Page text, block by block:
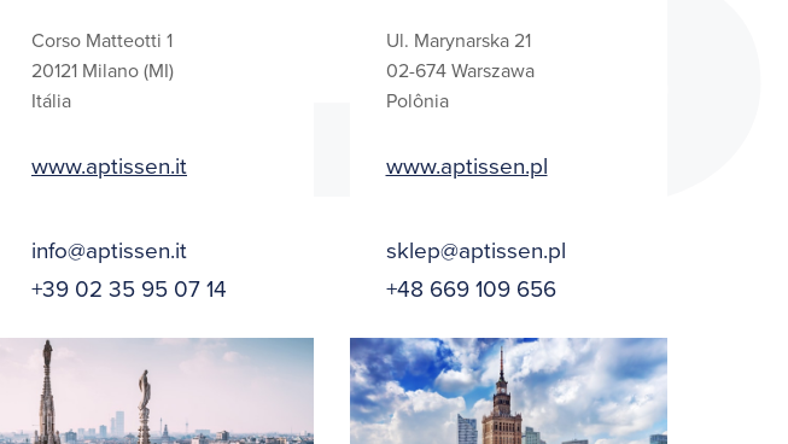
Corso Matteotti 1
20121 Milano (MI)
Itália
www.aptissen.it
info@aptissen.it
+39 02 35 95 07 14
Ul. Marynarska 21
02-674 Warszawa
Polônia
www.aptissen.pl
sklep@aptissen.pl
+48 669 109 656